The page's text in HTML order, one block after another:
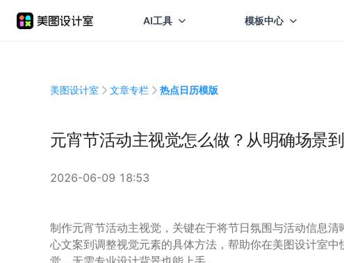
AI工具 模板中心
美图设计室 文章专栏 热点日历模版
元宵节活动主视觉怎么做？从明确场景
2026-06-09 18:53
制作元宵节活动主视觉，关键在于将节日氛围与活动信息
心文案到调整视觉元素的具体方法，帮助你在美图设计室